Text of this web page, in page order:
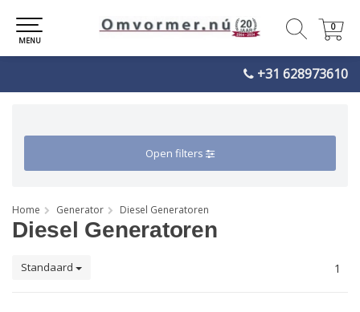
+31 628973610
0
0
MENU
Open filters
Home Generator Diesel Generatoren
Diesel Generatoren
Standaard 1